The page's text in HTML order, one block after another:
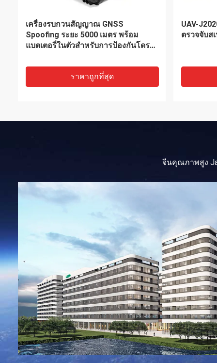
การปรับลูกบิด Jammer บันทึกเสียง
อัลตราโซนิก 2-4 เมตร
ราคาถูกที่สุด
หน้าจอ
โทรศัพท์มื
จีนคุณภาพสูง